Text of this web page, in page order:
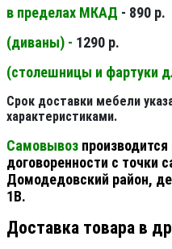
в пределах МКАД - 890 р.
(диваны) - 1290 р.
(столешницы и фартуки
Срок доставки мебели
характеристиками.
Самовывоз
договоренности с точки
Домодедовский район,
1В.
Доставка товара в